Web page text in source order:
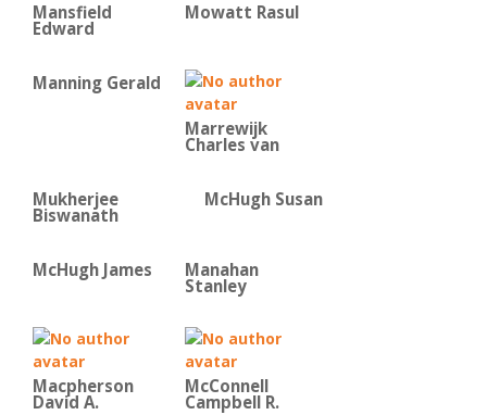
Mansfield
Edward
Mowatt Rasul
Manning Gerald
Marrewijk
Charles van
Mukherjee
Biswanath
McHugh Susan
McHugh James Manahan
Stanley
Macpherson
David A.
McConnell
Campbell R.